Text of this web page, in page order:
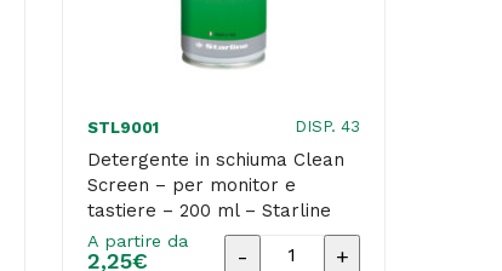
STL9001 DISP. 43
Detergente in schiuma Clean
Screen – per monitor e
tastiere – 200 ml – Starline
A partire da
2,25€
Detergente